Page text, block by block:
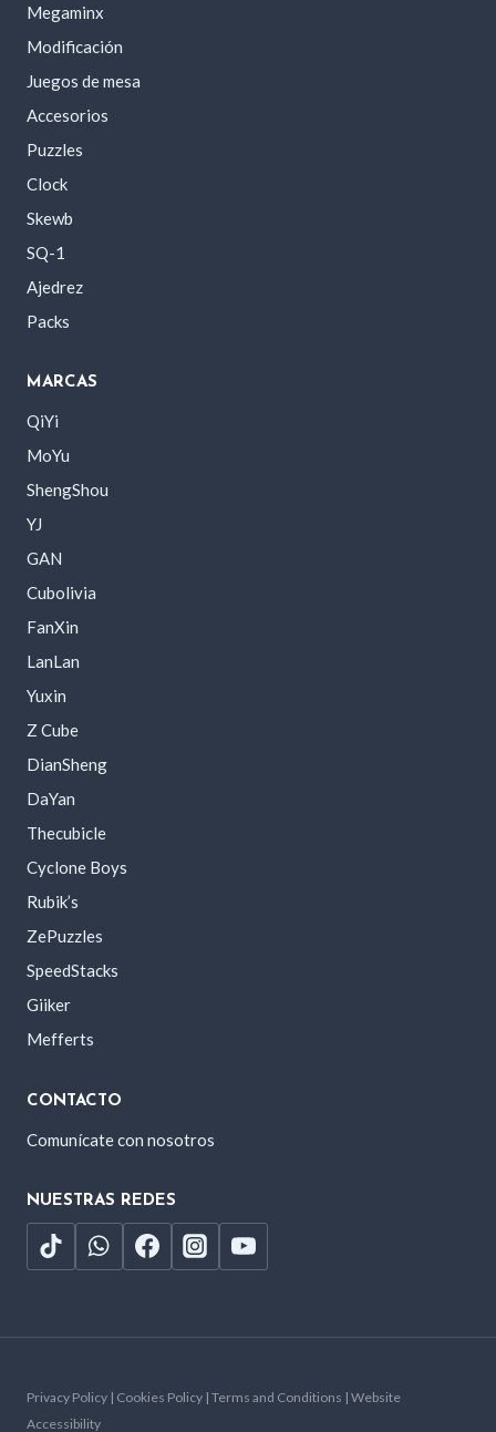
Megaminx
Modificación
Juegos de mesa
Accesorios
Puzzles
Clock
Skewb
SQ-1
Ajedrez
Packs
MARCAS
QiYi
MoYu
ShengShou
YJ
GAN
Cubolivia
FanXin
LanLan
Yuxin
Z Cube
DianSheng
DaYan
Thecubicle
Cyclone Boys
Rubik’s
ZePuzzles
SpeedStacks
Giiker
Mefferts
CONTACTO
Comunícate con nosotros
NUESTRAS REDES
Privacy Policy | Cookies Policy | Terms and Conditions | Website
Accessibility